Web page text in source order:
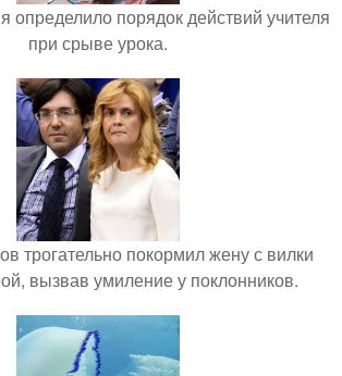
порядок действий учителя
при срыве урока.
трогательно покормил жену с вилки
вызвав умиление у поклонников.